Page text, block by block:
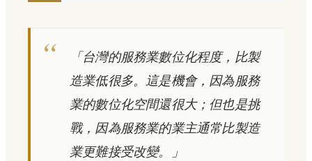
「台灣的服務業數位化程度，比製
造業低很多。這是機會，因為服務
業的數位化空間還很大；但也是挑
戰，因為服務業的業主通常比製造
業更難接受改變。」